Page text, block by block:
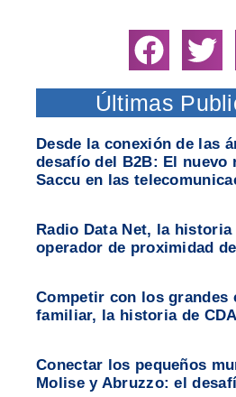
Últimas
Desde la conexión de las
desafío del B2B: El nuevo
Saccu en las
Radio Data Net, la historia
operador de proximidad
Competir con los grandes
familiar, la historia de
Conectar los pequeños
Molise y Abruzzo: el